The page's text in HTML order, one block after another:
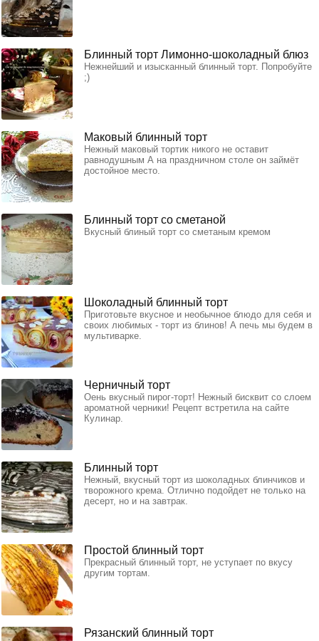
Блинный торт Лимонно-шоколадный блюз
Нежнейший и изысканный блинный торт. Попробуйте
;)
Маковый блинный торт
Нежный маковый тортик никого не оставит
равнодушным А на праздничном столе он займёт
достойное место.
Блинный торт со сметаной
Вкусный блиный торт со сметаным кремом
Шоколадный блинный торт
Приготовьте вкусное и необычное блюдо для себя и
своих любимых - торт из блинов! А печь мы будем в
мультиварке.
Черничный торт
Оень вкусный пирог-торт! Нежный бисквит со слоем
ароматной черники! Рецепт встретила на сайте
Кулинар.
Блинный торт
Нежный, вкусный торт из шоколадных блинчиков и
творожного крема. Отлично подойдет не только на
десерт, но и на завтрак.
Простой блинный торт
Прекрасный блинный торт, не уступает по вкусу
другим тортам.
Рязанский блинный торт